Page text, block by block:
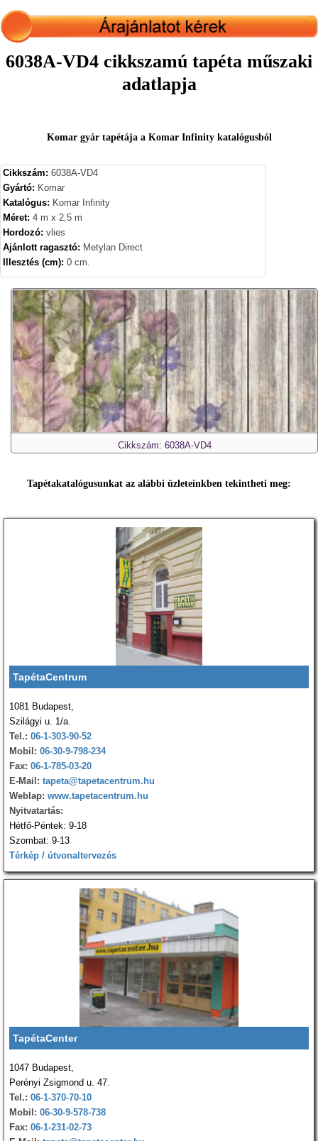
6038A-VD4 cikkszamú tapéta műszaki
adatlapja
Komar gyár tapétája a Komar Infinity katalógusból
Cikkszám: 6038A-VD4
Gyártó: Komar
Katalógus: Komar Infinity
Méret: 4 m x 2,5 m
Hordozó: vlies
Ajánlott ragasztó: Metylan Direct
Illesztés (cm): 0 cm.
Cikkszám: 6038A-VD4
Tapétakatalógusunkat az alábbi üzleteinkben tekintheti meg:
TapétaCentrum
1081 Budapest,
Szilágyi u. 1/a.
Tel.: 06-1-303-90-52
Mobil: 06-30-9-798-234
Fax: 06-1-785-03-20
E-Mail: tapeta@tapetacentrum.hu
Weblap: www.tapetacentrum.hu
Nyitvatartás:
Hétfő-Péntek: 9-18
Szombat: 9-13
Térkép / útvonaltervezés
TapétaCenter
1047 Budapest,
Perényi Zsigmond u. 47.
Tel.: 06-1-370-70-10
Mobil: 06-30-9-578-738
Fax: 06-1-231-02-73